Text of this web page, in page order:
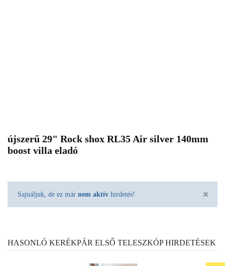
újszerű 29" Rock shox RL35 Air silver 140mm
boost villa eladó
Sajnáljuk, de ez már nem aktív hirdetés!
HASONLÓ KERÉKPÁR ELSŐ TELESZKÓP HIRDETÉSEK